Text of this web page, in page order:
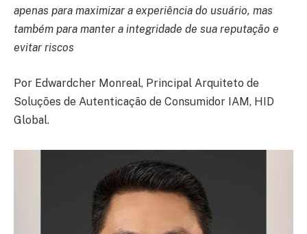
apenas para maximizar a experiência do usuário, mas
também para manter a integridade de sua reputação e
evitar riscos
Por Edwardcher Monreal, Principal Arquiteto de
Soluções de Autenticação de Consumidor IAM, HID
Global.